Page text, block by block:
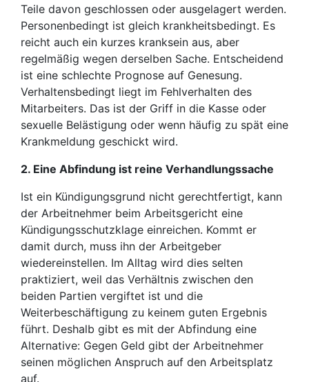
Teile davon geschlossen oder ausgelagert werden.
Personenbedingt ist gleich krankheitsbedingt. Es
reicht auch ein kurzes kranksein aus, aber
regelmäßig wegen derselben Sache. Entscheidend
ist eine schlechte Prognose auf Genesung.
Verhaltensbedingt liegt im Fehlverhalten des
Mitarbeiters. Das ist der Griff in die Kasse oder
sexuelle Belästigung oder wenn häufig zu spät eine
Krankmeldung geschickt wird.
2. Eine Abfindung ist reine Verhandlungssache
Ist ein Kündigungsgrund nicht gerechtfertigt, kann
der Arbeitnehmer beim Arbeitsgericht eine
Kündigungsschutzklage einreichen. Kommt er
damit durch, muss ihn der Arbeitgeber
wiedereinstellen. Im Alltag wird dies selten
praktiziert, weil das Verhältnis zwischen den
beiden Partien vergiftet ist und die
Weiterbeschäftigung zu keinem guten Ergebnis
führt. Deshalb gibt es mit der Abfindung eine
Alternative: Gegen Geld gibt der Arbeitnehmer
seinen möglichen Anspruch auf den Arbeitsplatz
auf.